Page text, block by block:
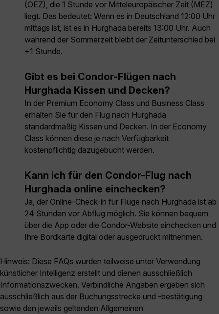
(OEZ), die 1 Stunde vor Mitteleuropäischer Zeit (MEZ)
liegt. Das bedeutet: Wenn es in Deutschland 12:00 Uhr
mittags ist, ist es in Hurghada bereits 13:00 Uhr. Auch
während der Sommerzeit bleibt der Zeitunterschied bei
+1 Stunde.
Gibt es bei Condor-Flügen nach
Hurghada Kissen und Decken?
In der Premium Economy Class und Business Class
erhalten Sie für den Flug nach Hurghada
standardmäßig Kissen und Decken. In der Economy
Class können diese je nach Verfügbarkeit
kostenpflichtig dazugebucht werden.
Kann ich für den Condor-Flug nach
Hurghada online einchecken?
Ja, der Online-Check-in für Flüge nach Hurghada ist ab
24 Stunden vor Abflug möglich. Sie können bequem
über die App oder die Condor-Website einchecken und
Ihre Bordkarte digital oder ausgedruckt mitnehmen.
Hinweis: Diese FAQs wurden teilweise unter Verwendung
künstlicher Intelligenz erstellt und dienen ausschließlich
Informationszwecken. Verbindliche Angaben ergeben sich
ausschließlich aus der Buchungsstrecke und -bestätigung
sowie den jeweils geltenden Allgemeinen